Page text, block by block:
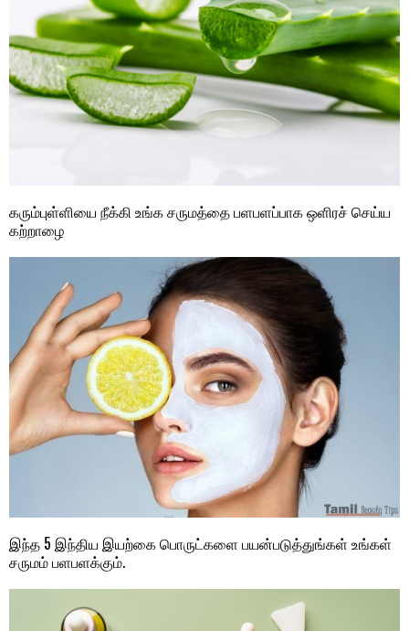
கரும்புள்ளியை நீக்கி உங்க சருமத்தை பளபளப்பாக ஒளிரச் செய்ய
கற்றாழை
இந்த 5 இந்திய இயற்கை பொருட்களை பயன்படுத்துங்கள் உங்கள்
சருமம் பளபளக்கும்.